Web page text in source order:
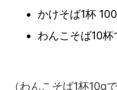
かけそば1杯
わんこそば10
（わんこそば1杯10g